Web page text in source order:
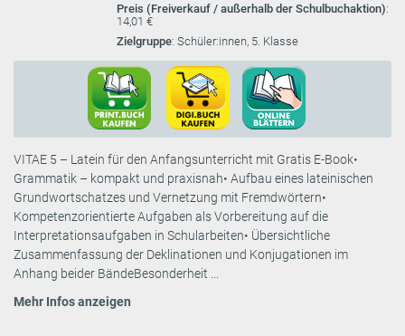
Preis (Freiverkauf / außerhalb der Schulbuchaktion):
14,01 €
Zielgruppe: Schüler:innen, 5. Klasse
VITAE 5 – Latein für den Anfangsunterricht mit Gratis E-Book•
Grammatik – kompakt und praxisnah• Aufbau eines lateinischen
Grundwortschatzes und Vernetzung mit Fremdwörtern•
Kompetenzorientierte Aufgaben als Vorbereitung auf die
Interpretationsaufgaben in Schularbeiten• Übersichtliche
Zusammenfassung der Deklinationen und Konjugationen im
Anhang beider BändeBesonderheit ...
Mehr Infos anzeigen